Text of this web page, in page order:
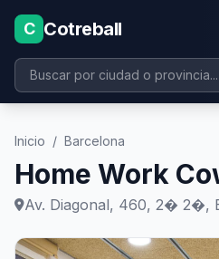
C Cotreball
Inicio / Barcelona
Home Work
Av. Diagonal, 460, 2� 2�,